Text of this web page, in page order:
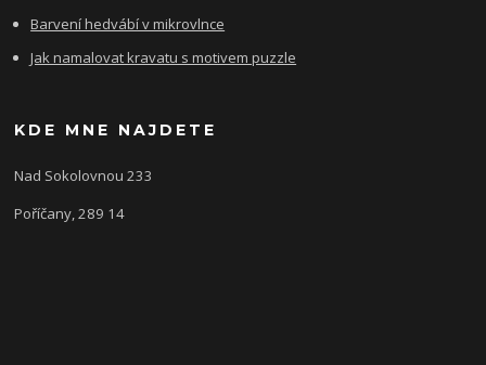
Barvení hedvábí v mikrovlnce
Jak namalovat kravatu s motivem puzzle
KDE MNE NAJDETE
Nad Sokolovnou 233
Poříčany, 289 14